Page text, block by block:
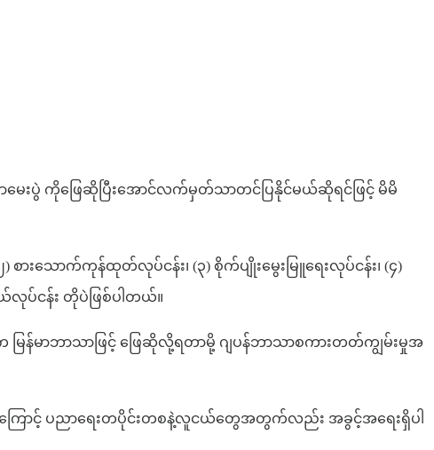
မေးပွဲ ကိုဖြေဆိုပြီးအောင်လက်မှတ်သာတင်ပြနိုင်မယ်ဆိုရင်ဖြင့် မိမိ
းသောက်ကုန်ထုတ်လုပ်ငန်း၊ (၃) စိုက်ပျိုးမွေးမြူရေးလုပ်ငန်း၊ (၄)
လုပ်ငန်း တိုပဲဖြစ်ပါတယ်။
မြန်မာဘာသာဖြင့် ဖြေဆိုလို့ရတာမို့ ဂျပန်ဘာသာစကားတတ်ကျွမ်းမှုအ
ကြောင့် ပညာရေးတပိုင်းတစနဲ့လူငယ်တွေအတွက်လည်း အခွင့်အရေးရှိပါ